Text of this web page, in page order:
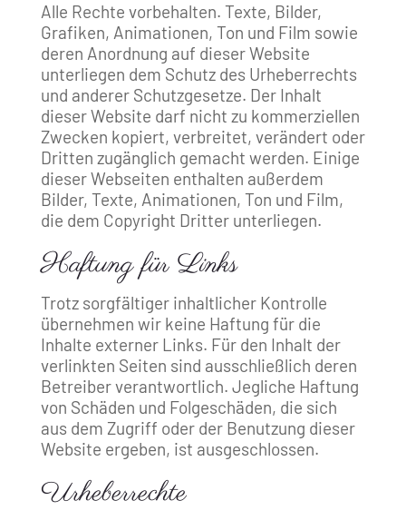
Alle Rechte vorbehalten. Texte, Bilder,
Grafiken, Animationen, Ton und Film sowie
deren Anordnung auf dieser Website
unterliegen dem Schutz des Urheberrechts
und anderer Schutzgesetze. Der Inhalt
dieser Website darf nicht zu kommerziellen
Zwecken kopiert, verbreitet, verändert oder
Dritten zugänglich gemacht werden. Einige
dieser Webseiten enthalten außerdem
Bilder, Texte, Animationen, Ton und Film,
die dem Copyright Dritter unterliegen.
Haftung für Links
Trotz sorgfältiger inhaltlicher Kontrolle
übernehmen wir keine Haftung für die
Inhalte externer Links. Für den Inhalt der
verlinkten Seiten sind ausschließlich deren
Betreiber verantwortlich. Jegliche Haftung
von Schäden und Folgeschäden, die sich
aus dem Zugriff oder der Benutzung dieser
Website ergeben, ist ausgeschlossen.
Urheberrechte